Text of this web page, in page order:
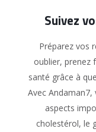
Suivez
Préparez vos
oublier, prenez
santé grâce à
Avec
aspects
cholestérol, le